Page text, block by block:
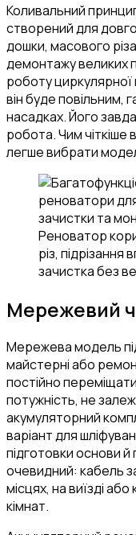
Коливальний
створений для
дошки, масового
демонтажу великих
роботу
він буде повільним,
насадках. Його
робота. Чим чіткіше
легше вибрати
Реноватор
різ,
зачистка без
Мережевий
Мережева модель
майстерні або
постійно
потужність, не
акумуляторний
варіант для
підготовки основи
очевидний: кабель
місцях, на виїзді
кімнат.